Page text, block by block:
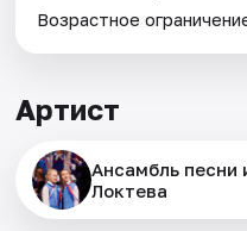
Возрастное
Артист
Ансамбль песни
Локтева